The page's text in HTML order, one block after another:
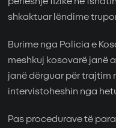
shkaktuar lëndime
Burime nga Policia e
meshkuj kosovarë janë
janë dërguar për trajtim
intervistoheshin nga
Pas procedurave të